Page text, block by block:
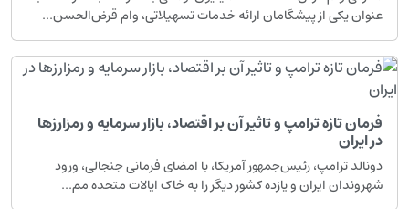
عنوان یکی از پیشگامان ارائه خدمات تسهیلاتی، وام قرض‌الحسن...
فرمان تازه ترامپ و تاثیر آن بر اقتصاد، بازار سرمایه و رمزارزها
در ایران
دونالد ترامپ، رئیس‌جمهور آمریکا، با امضای فرمانی جنجالی، ورود
شهروندان ایران و یازده کشور دیگر را به خاک ایالات متحده مم...